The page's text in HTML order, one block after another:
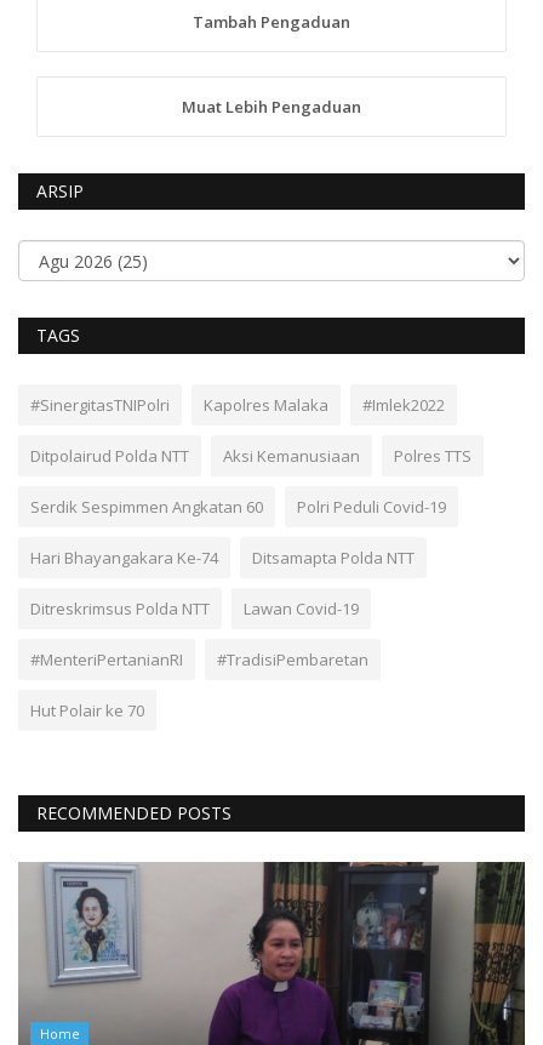
Tambah Pengaduan
Muat Lebih Pengaduan
ARSIP
TAGS
#SinergitasTNIPolri Kapolres Malaka #Imlek2022
Ditpolairud Polda NTT Aksi Kemanusiaan Polres TTS
Serdik Sespimmen Angkatan 60 Polri Peduli Covid-19
Hari Bhayangakara Ke-74 Ditsamapta Polda NTT
Ditreskrimsus Polda NTT Lawan Covid-19
#MenteriPertanianRI #TradisiPembaretan
Hut Polair ke 70
RECOMMENDED POSTS
Home